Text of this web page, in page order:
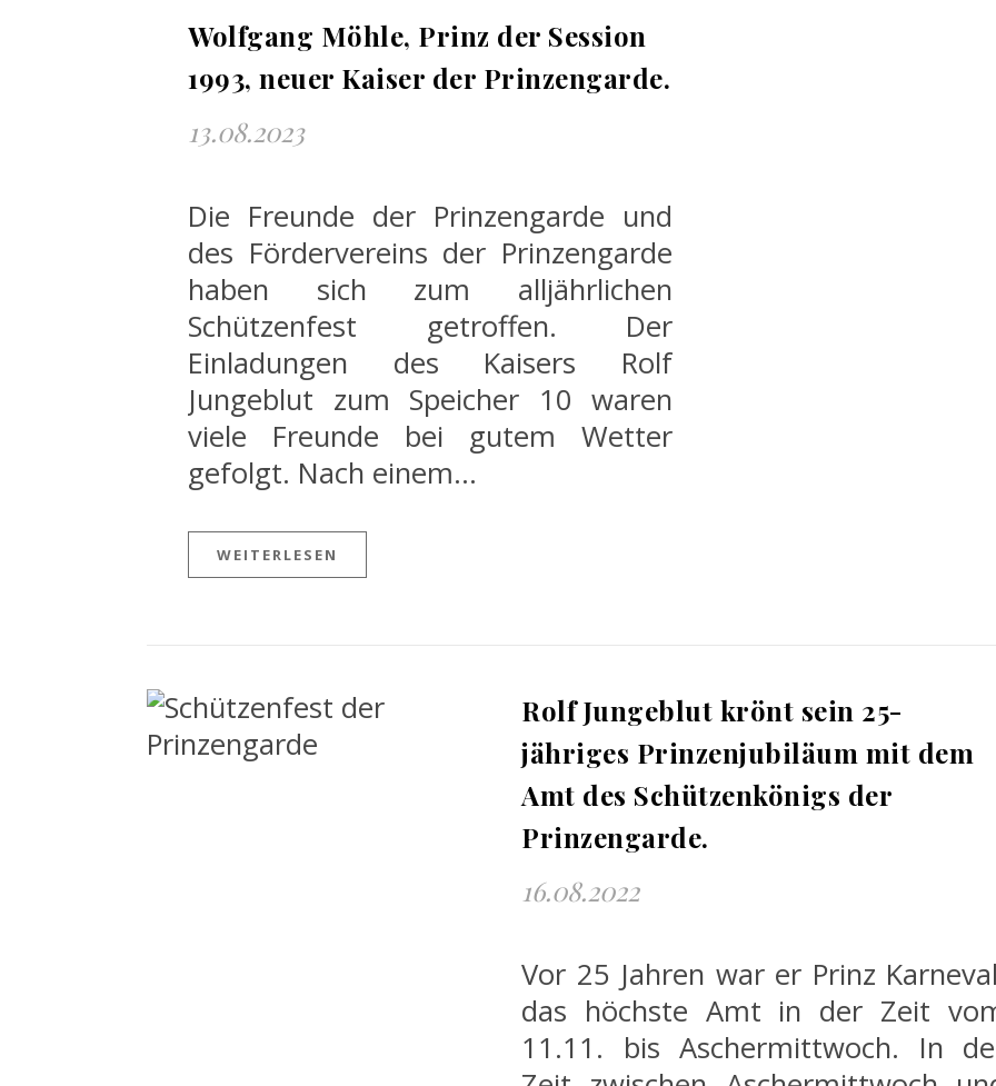
Wolfgang Möhle, Prinz der Session
1993, neuer Kaiser der Prinzengarde.
13.08.2023
Die Freunde der Prinzengarde und
des Fördervereins der Prinzengarde
haben sich zum alljährlichen
Schützenfest getroffen. Der
Einladungen des Kaisers Rolf
Jungeblut zum Speicher 10 waren
viele Freunde bei gutem Wetter
gefolgt. Nach einem…
WEITERLESEN
Rolf Jungeblut krönt sein 25-
jähriges Prinzenjubiläum mit dem
Amt des Schützenkönigs der
Prinzengarde.
16.08.2022
Vor 25 Jahren war er Prinz
das höchste Amt in der Zeit
11.11. bis Aschermittwoch. In